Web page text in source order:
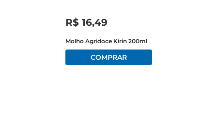
R$ 16,49
Molho Agridoce Kirin 200ml